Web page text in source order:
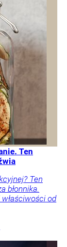
Ten
Ten
błonnika.
od